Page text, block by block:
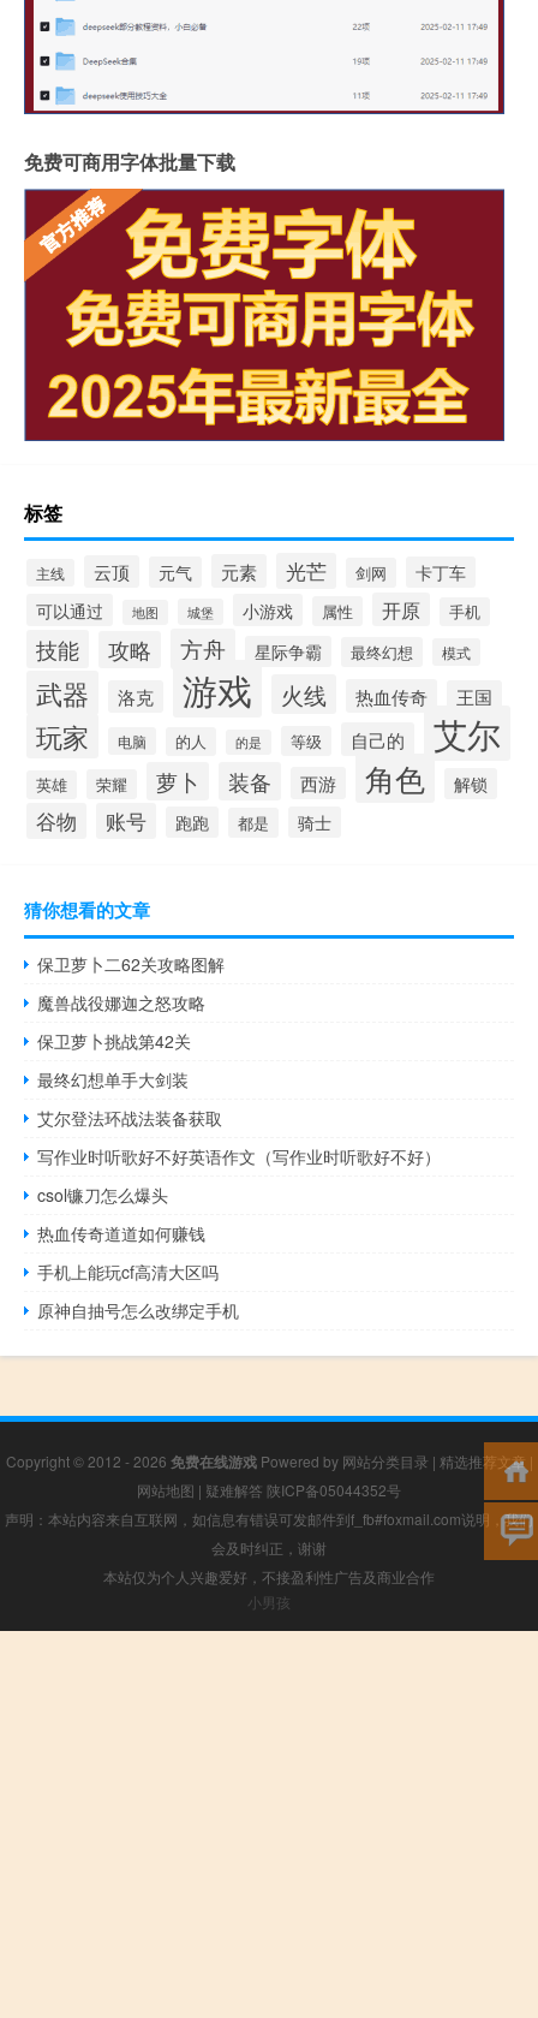
免费可商用字体批量下载
标签
主线 云顶 元气 元素 光芒 剑网 卡丁车
可以通过 地图 城堡 小游戏 属性 开原 手机
技能 攻略 方舟 星际争霸 最终幻想 模式
武器 洛克 游戏 火线 热血传奇 王国
玩家 电脑 的人 的是 等级 自己的 艾尔
英雄 荣耀 萝卜 装备 西游 角色 解锁
谷物 账号 跑跑 都是 骑士
猜你想看的文章
保卫萝卜二62关攻略图解
魔兽战役娜迦之怒攻略
保卫萝卜挑战第42关
最终幻想单手大剑装
艾尔登法环战法装备获取
写作业时听歌好不好英语作文（写作业时听歌好不好）
csol镰刀怎么爆头
热血传奇道道如何赚钱
手机上能玩cf高清大区吗
原神自抽号怎么改绑定手机
Copyright © 2012 - 2026 免费在线游戏Powered by 网站分类目录 | 精选推荐文章 |
网站地图 | 疑难解答 陕ICP备05044352号
声明：本站内容来自互联网，如信息有错误可发邮件到f_fb#foxmail.com说明，我们
会及时纠正，谢谢
本站仅为个人兴趣爱好，不接盈利性广告及商业合作
小男孩